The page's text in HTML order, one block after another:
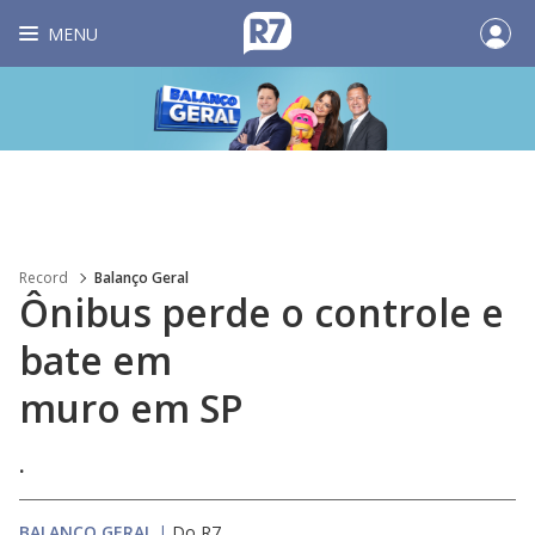
MENU
Record Balanço Geral
Ônibus perde o controle e
bate em
muro em SP
.